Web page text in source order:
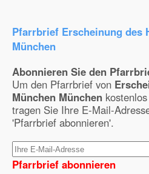
Pfarrbrief Erscheinung des
München
Abonnieren Sie den
Um den Pfarrbrief von
München München
tragen Sie Ihre E-Mail-
'Pfarrbrief abonnieren'.
Pfarrbrief abonnieren